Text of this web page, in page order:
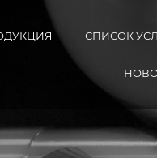
СПИСОК